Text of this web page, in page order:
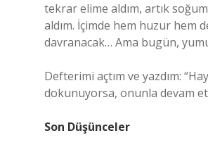
tekrar elime aldım, artık
aldım. İçimde hem huzur hem
davranacak… Ama bugün,
Defterimi açtım ve yazdım:
dokunuyorsa, onunla devam
Son Düşünceler